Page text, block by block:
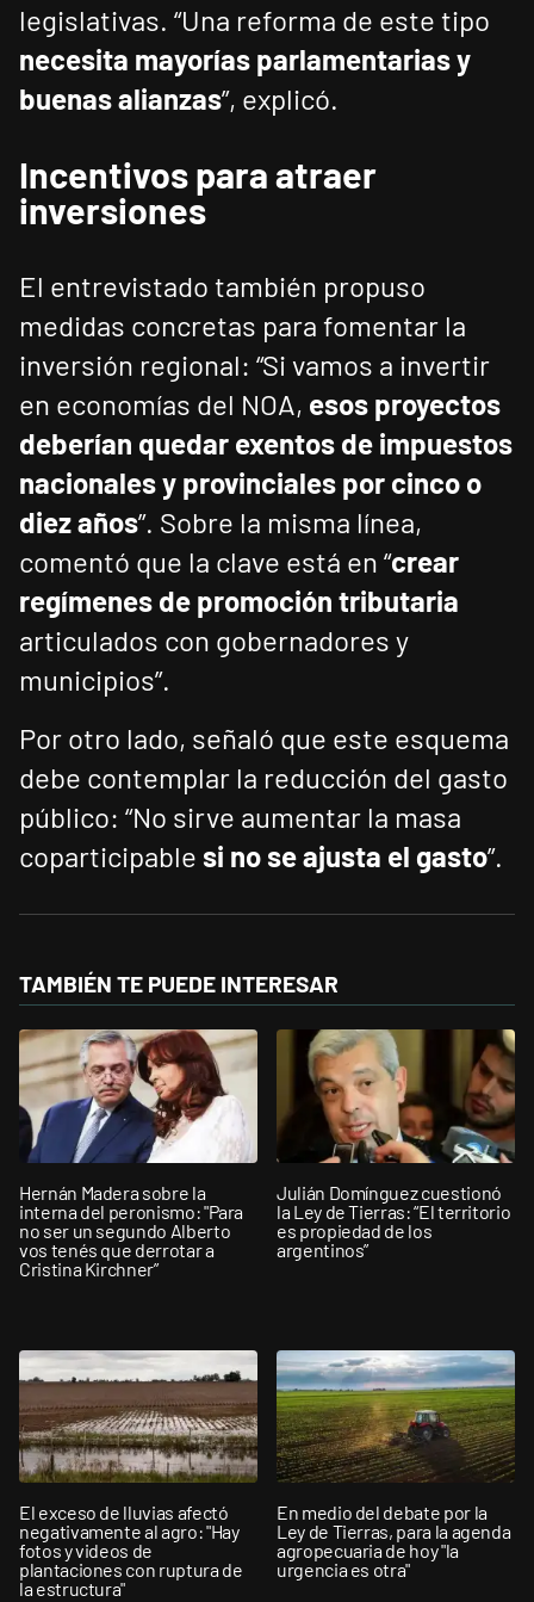
legislativas. “Una reforma de este tipo
necesita mayorías parlamentarias y
buenas alianzas”, explicó.
Incentivos para atraer
inversiones
El entrevistado también propuso
medidas concretas para fomentar la
inversión regional: “Si vamos a invertir
en economías del NOA, esos proyectos
deberían quedar exentos de impuestos
nacionales y provinciales por cinco o
diez años”. Sobre la misma línea,
comentó que la clave está en “crear
regímenes de promoción tributaria
articulados con gobernadores y
municipios”.
Por otro lado, señaló que este esquema
debe contemplar la reducción del gasto
público: “No sirve aumentar la masa
coparticipable si no se ajusta el gasto”.
TAMBIÉN TE PUEDE INTERESAR
Hernán Madera sobre la
interna del peronismo: "Para
no ser un segundo Alberto
vos tenés que derrotar a
Cristina Kirchner”
Julián Domínguez cuestionó
la Ley de Tierras: “El territorio
es propiedad de los
argentinos”
El exceso de lluvias afectó
negativamente al agro: "Hay
fotos y videos de
plantaciones con ruptura de
la estructura"
En medio del debate por la
Ley de Tierras, para la agenda
agropecuaria de hoy "la
urgencia es otra"